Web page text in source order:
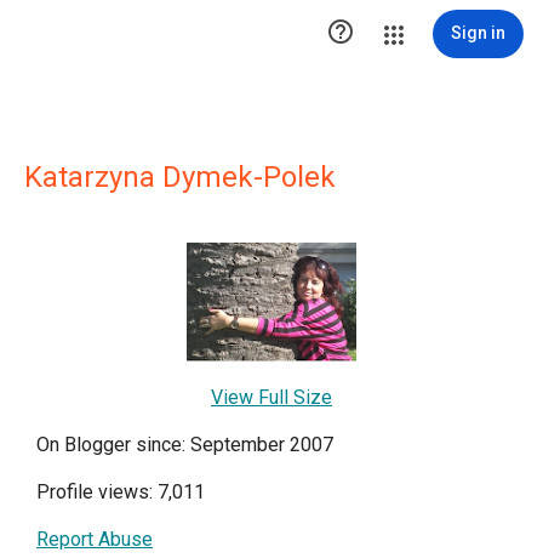
 Sign in
Katarzyna Dymek-Polek
View Full Size
On Blogger since: September 2007
Profile views: 7,011
Report Abuse